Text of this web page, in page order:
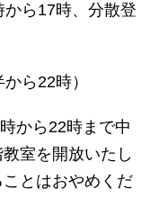
から17時、分散登
ら22時）
から22時まで中
室を開放いたし
とはおやめくだ